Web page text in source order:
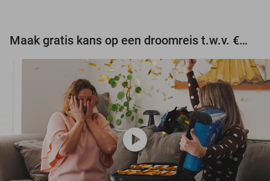
Maak gratis kans op een droomreis t.w.v. €3.000!
play_circle